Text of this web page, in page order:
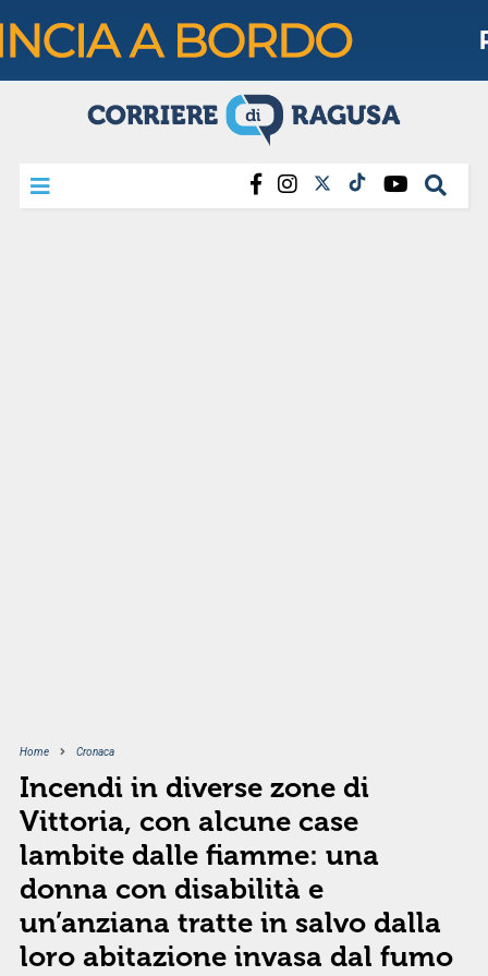
Home Cronaca
Incendi in diverse zone di
Vittoria, con alcune case
lambite dalle fiamme: una
donna con disabilità e
un’anziana tratte in salvo dalla
loro abitazione invasa dal fumo